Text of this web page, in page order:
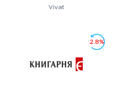
Vivat
2.8%